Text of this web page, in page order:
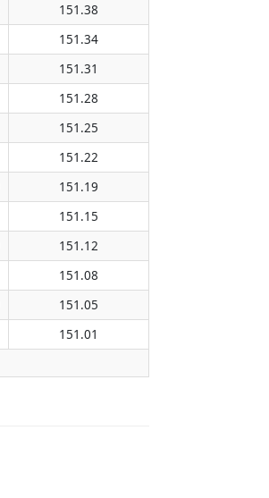
151.38
151.34
151.31
151.28
151.25
151.22
151.19
151.15
151.12
151.08
151.05
151.01